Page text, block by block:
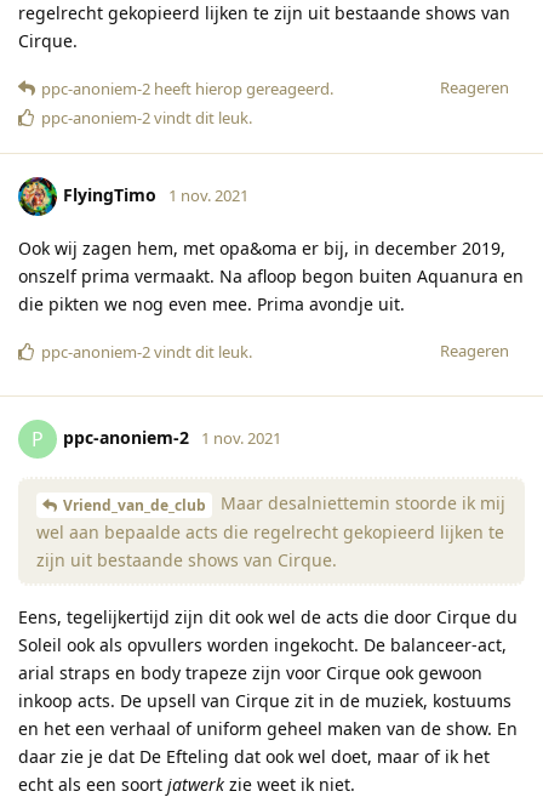
regelrecht gekopieerd lijken te zijn uit bestaande shows van
Cirque.
Reageren
ppc-anoniem-2 heeft hierop gereageerd.
ppc-anoniem-2vindt dit leuk.
FlyingTimo 1 nov. 2021
Ook wij zagen hem, met opa&oma er bij, in december 2019,
onszelf prima vermaakt. Na afloop begon buiten Aquanura en
die pikten we nog even mee. Prima avondje uit.
Reageren
ppc-anoniem-2vindt dit leuk.
P ppc-anoniem-2 1 nov. 2021
Vriend_van_de_club
Maar desalniettemin stoorde ik mij
wel aan bepaalde acts die regelrecht gekopieerd lijken te
zijn uit bestaande shows van Cirque.
Eens, tegelijkertijd zijn dit ook wel de acts die door Cirque du
Soleil ook als opvullers worden ingekocht. De balanceer-act,
arial straps en body trapeze zijn voor Cirque ook gewoon
inkoop acts. De upsell van Cirque zit in de muziek, kostuums
en het een verhaal of uniform geheel maken van de show. En
daar zie je dat De Efteling dat ook wel doet, maar of ik het
echt als een soort jatwerk zie weet ik niet.